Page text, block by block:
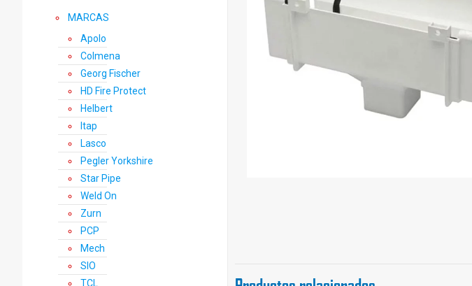
MARCAS
Apolo
Colmena
Georg Fischer
HD Fire Protect
Helbert
Itap
Lasco
Pegler Yorkshire
Star Pipe
Weld On
Zurn
PCP
Mech
SIO
TCL